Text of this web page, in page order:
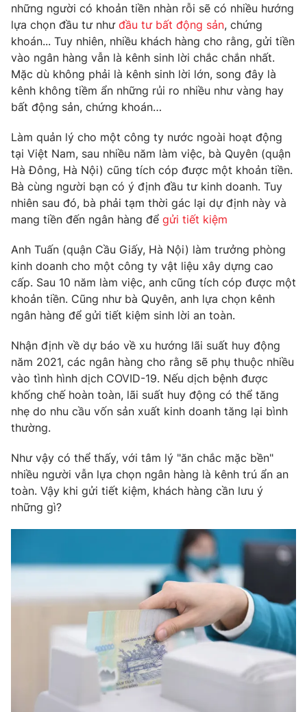
Thế giới đó đây
Câu chuyện quốc tế
Tài chính
Thị trường
Góc doanh nghiệp
Dữ liệu và đời sống
Truyền hình
Phim VTV
Nhân vật
Khán giả
Giải sao mai
Giải trí
Điện ảnh
Âm nhạc
Sao
Đời sống
Du lịch
Làm đẹp
Giáo dục
Tuyển sinh
Học trực tuyến
Công nghệ
Hitech Công nghệ tương lai
Sản phẩm
Thị trường
Tư vấn
Giao lưu trực tuyến
Lịch phát sóng
Chuyên mục khác
Emagazine Podcast
Photo
Video Shorts video
VTV Money
Bất động sản
Tấm lòng Việt
Vươn mình bằng AI
VTV8
Liên hệ tòa soạn English
những người có khoản tiền nhàn rỗi sẽ có nhiều hướng
lựa chọn đầu tư như đầu tư bất động sản, chứng
khoán... Tuy nhiên, nhiều khách hàng cho rằng, gửi tiền
vào ngân hàng vẫn là kênh sinh lời chắc chắn nhất.
Mặc dù không phải là kênh sinh lời lớn, song đây là
kênh không tiềm ẩn những rủi ro nhiều như vàng hay
bất động sản, chứng khoán…
Làm quản lý cho một công ty nước ngoài hoạt động
tại Việt Nam, sau nhiều năm làm việc, bà Quyên (quận
Hà Đông, Hà Nội) cũng tích cóp được một khoản tiền.
Bà cùng người bạn có ý định đầu tư kinh doanh. Tuy
nhiên sau đó, bà phải tạm thời gác lại dự định này và
mang tiền đến ngân hàng để gửi tiết kiệm
Anh Tuấn (quận Cầu Giấy, Hà Nội) làm trưởng phòng
kinh doanh cho một công ty vật liệu xây dựng cao
cấp. Sau 10 năm làm việc, anh cũng tích cóp được một
khoản tiền. Cũng như bà Quyên, anh lựa chọn kênh
ngân hàng để gửi tiết kiệm sinh lời an toàn.
Nhận định về dự báo về xu hướng lãi suất huy động
năm 2021, các ngân hàng cho rằng sẽ phụ thuộc nhiều
vào tình hình dịch COVID-19. Nếu dịch bệnh được
khống chế hoàn toàn, lãi suất huy động có thể tăng
nhẹ do nhu cầu vốn sản xuất kinh doanh tăng lại bình
thường.
Như vậy có thể thấy, với tâm lý "ăn chắc mặc bền"
nhiều người vẫn lựa chọn ngân hàng là kênh trú ẩn an
toàn. Vậy khi gửi tiết kiệm, khách hàng cần lưu ý
những gì?